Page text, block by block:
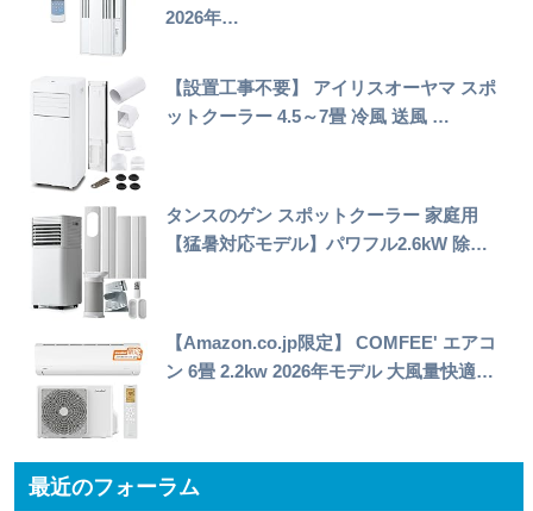
2026年…
【設置工事不要】 アイリスオーヤマ スポ
ットクーラー 4.5～7畳 冷風 送風 …
タンスのゲン スポットクーラー 家庭用
【猛暑対応モデル】パワフル2.6kW 除…
【Amazon.co.jp限定】 COMFEE' エアコ
ン 6畳 2.2kw 2026年モデル 大風量快適…
最近のフォーラム